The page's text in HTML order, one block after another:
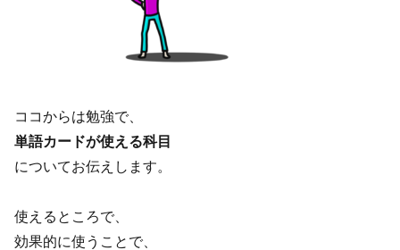
ココからは勉強で、
単語カードが使える科目
についてお伝えします。
使えるところで、
効果的に使うことで、